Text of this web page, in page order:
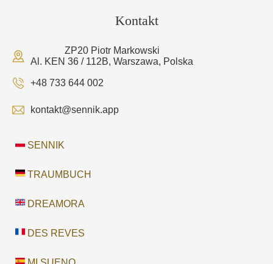
Kontakt
ZP20 Piotr Markowski
Al. KEN 36 / 112B, Warszawa, Polska
+48 733 644 002
kontakt@sennik.app
SENNIK
TRAUMBUCH
DREAMORA
DES REVES